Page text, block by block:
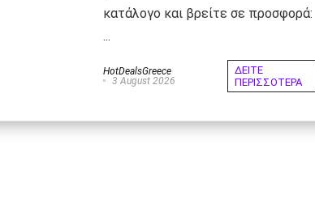
κατάλογο και βρείτε σε προσφορά:
...
HotDealsGreece
3 August 2026
ΔΕΙΤΕ
ΠΕΡΙΣΣΟΤΕΡΑ